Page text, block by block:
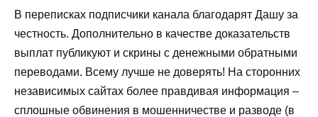
В переписках подписчики канала благодарят Дашу за
честность. Дополнительно в качестве доказательств
выплат публикуют и скрины с денежными обратными
переводами. Всему лучше не доверять! На сторонних
независимых сайтах более правдивая информация –
сплошные обвинения в мошенничестве и разводе (в